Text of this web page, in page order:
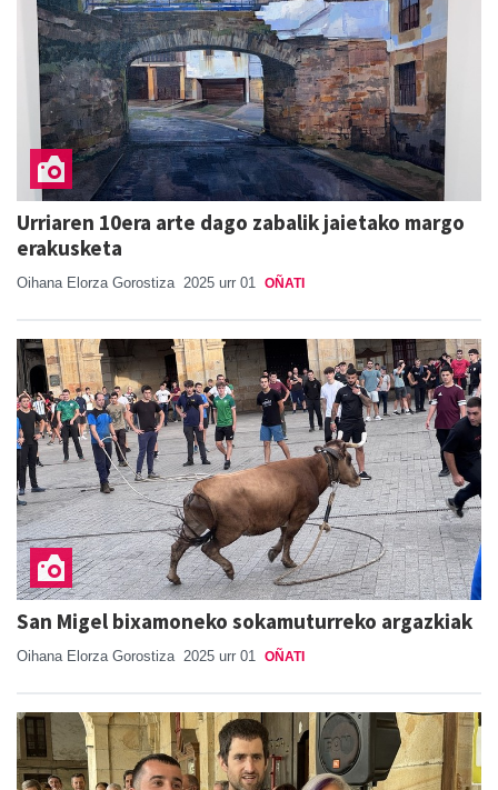
Urriaren 10era arte dago zabalik jaietako margo
erakusketa
Oihana Elorza Gorostiza 2025 urr 01 OÑATI
San Migel bixamoneko sokamuturreko argazkiak
Oihana Elorza Gorostiza 2025 urr 01 OÑATI